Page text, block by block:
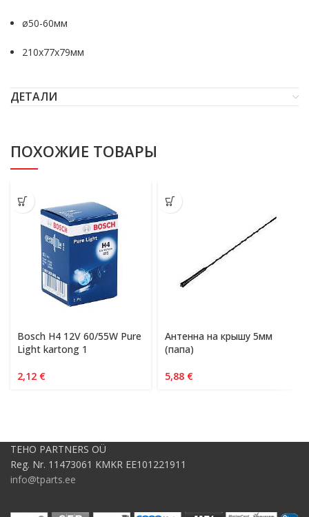
ø50-60мм
210x77x79мм
ДЕТАЛИ
ПОХОЖИЕ ТОВАРЫ
Bosch H4 12V 60/55W Pure
Light kartong 1
2,12 €
Антенна на крышу 5мм
(папа)
5,88 €
TEHO PARTNERS OÜ
Reg. Nr. 11473061 KMKR EE101221911
info@tparts.ee